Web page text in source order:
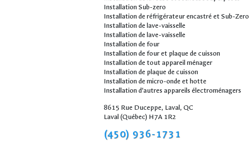
Installation Sub-zero
Installation de réfrigérateur encastré et Sub-Zero
Installation de lave-vaisselle
Installation de lave-vaisselle
Installation de four
Installation de four et plaque de cuisson
Installation de tout appareil ménager
Installation de plaque de cuisson
Installation de micro-onde et hotte
Installation d'autres appareils électroménagers
8615 Rue Duceppe, Laval, QC
Laval (Québec) H7A 1R2
(450) 936-1731